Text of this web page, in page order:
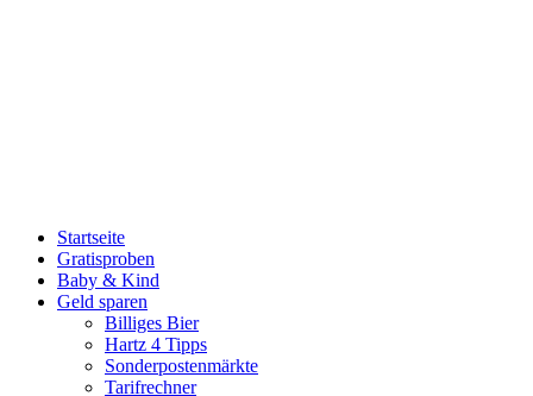
Startseite
Gratisproben
Baby & Kind
Geld sparen
Billiges Bier
Hartz 4 Tipps
Sonderpostenmärkte
Tarifrechner